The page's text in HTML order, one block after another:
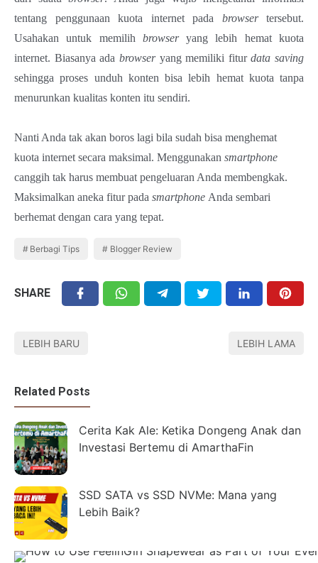
tentang penggunaan kuota internet pada browser tersebut.
Usahakan untuk memilih browseryang lebih hemat kuota
internet. Biasanya ada browser yang memiliki fiturdata saving
sehingga proses unduh konten bisa lebih hemat kuota tanpa
menurunkan kualitas konten itu sendiri.
Nanti Anda tak akan boros lagi bila sudah bisa menghemat
kuota internet secara maksimal. Menggunakan smartphone
canggih tak harus membuat pengeluaran Anda membengkak.
Maksimalkan aneka fitur pada smartphone Anda sembari
berhemat dengan cara yang tepat.
Berbagi Tips Blogger Review
SHARE
LEBIH BARU LEBIH LAMA
Related Posts
Cerita Kak Ale: Ketika Dongeng Anak dan
Investasi Bertemu di AmarthaFin
SSD SATA vs SSD NVMe: Mana yang
Lebih Baik?